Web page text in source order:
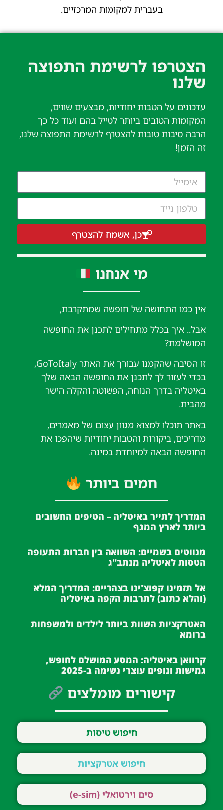
בעברית למקומות המרכזיים.
הצטרפו לרשימת התפוצה
שלנו​
עדכונים על הטבות יחודיות, מבצעים שווים,
המקומות הטובים ביותר לטייל בהם ועוד כל כך
הרבה סיבות טובות להצטרף לרשימת התפוצה שלנו,
זה הזמן!
כן, אשמח להצטרף
מי אנחנו
אין כמו התחושה של חופשה שמתקרבת,
אבל.. איך בכלל מתחילים לתכנן את החופשה
המושלמת?
זו הסיבה שהקמנו עבורך את האתר GoToItaly,
בכדי לעזור לך לתכנן את החופשה הבאה שלך
באיטליה בדרך הנוחה, הפשוטה והקלה הישר
מהבית.
באתר תוכלו למצוא מגוון עצום של מאמרים,
מדריכים, ביקורות והטבות יחודיות שיהפכו את
החופשה הבאה למיוחדת במינה.
חמים ביותר
המדריך לתייר באיטליה – הטיפים החשובים
ביותר לארץ המגף
מנווטים בשמיים: השוואה בין חברות התעופה
הטסות לאיטליה מנתב"ג
אל תזמינו קפוצ'ינו בצהריים: המדריך המלא
(והלא כתוב) לתרבות הקפה באיטליה
האטרקציות השוות ביותר לילדים ולמשפחות
ברומא
קרוואן באיטליה: המסע המושלם לחופש,
גמישות ונופים עוצרי נשימה ב-2025
קישורים מומלצים
חיפוש טיסות
חיפוש אטרקציות
סים וירטואלי (e-sim)